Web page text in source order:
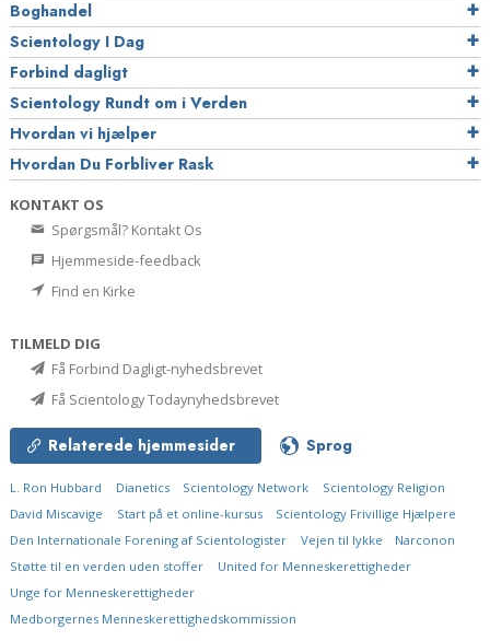
Boghandel
Scientology I Dag
Forbind dagligt
Scientology Rundt om i Verden
Hvordan vi hjælper
Hvordan Du Forbliver Rask
KONTAKT OS
Spørgsmål? Kontakt Os
Hjemmeside-feedback
Find en Kirke
TILMELD DIG
Få Forbind Dagligt-nyhedsbrevet
Få Scientology Todaynyhedsbrevet
Relaterede hjemmesider Sprog
L. Ron Hubbard Dianetics Scientology Network
Scientology Religion
David Miscavige
Start på et online-kursus
Scientology Frivillige Hjælpere
Den Internationale Forening af Scientologister
Vejen til lykke
Narconon
Støtte til en verden uden stoffer
United for Menneskerettigheder
Unge for Menneskerettigheder
Medborgernes Menneskerettigheds­kommission